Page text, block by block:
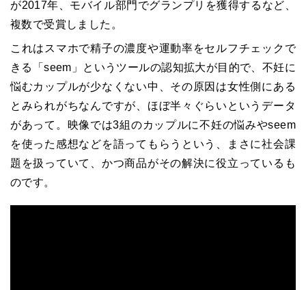
が2017年、モバイル部門でグランプリを獲得するなど、
複数で受賞しました。
これはスマホで精子の濃度や運動率をセルフチェックで
きる「seem」というツールの認知拡大が目的で、不妊に
悩むカップルが少なくない中、その原因は女性側にある
とみられがちなんですが、ほぼ半々ぐらいというデータ
があって。映像では3組のカップルに不妊の悩みやseem
を使った感想などを語ってもらうという、まさに社会課
題を扱っていて、かつ商品がその解決に役立っているも
のです。